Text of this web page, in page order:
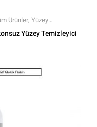
Ürünler, Yüzey
Yüzey Temizleyici